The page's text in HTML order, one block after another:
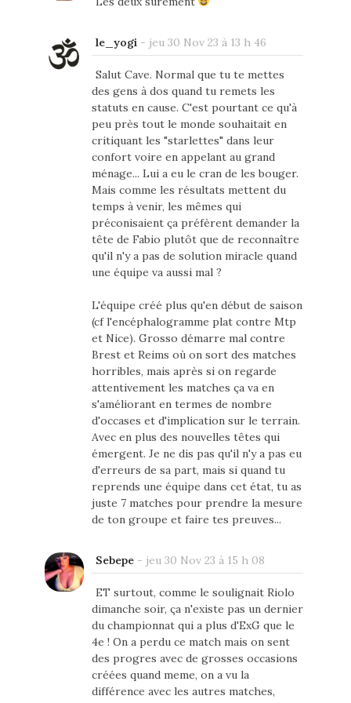
le_yogi- jeu 30 Nov 23 à 13 h 46
Salut Cave. Normal que tu te mettes
des gens à dos quand tu remets les
statuts en cause. C'est pourtant ce qu'à
peu près tout le monde souhaitait en
critiquant les "starlettes" dans leur
confort voire en appelant au grand
ménage... Lui a eu le cran de les bouger.
Mais comme les résultats mettent du
temps à venir, les mêmes qui
préconisaient ça préfèrent demander la
tête de Fabio plutôt que de reconnaître
qu'il n'y a pas de solution miracle quand
une équipe va aussi mal ?
L'équipe créé plus qu'en début de saison
(cf l'encéphalogramme plat contre Mtp
et Nice). Grosso démarre mal contre
Brest et Reims où on sort des matches
horribles, mais après si on regarde
attentivement les matches ça va en
s'améliorant en termes de nombre
d'occases et d'implication sur le terrain.
Avec en plus des nouvelles têtes qui
émergent. Je ne dis pas qu'il n'y a pas eu
d'erreurs de sa part, mais si quand tu
reprends une équipe dans cet état, tu as
juste 7 matches pour prendre la mesure
de ton groupe et faire tes preuves...
Sebepe- jeu 30 Nov 23 à 15 h 08
ET surtout, comme le soulignait Riolo
dimanche soir, ça n'existe pas un dernier
du championnat qui a plus d'ExG que le
4e ! On a perdu ce match mais on sent
des progres avec de grosses occasions
créées quand meme, on a vu la
différence avec les autres matches,